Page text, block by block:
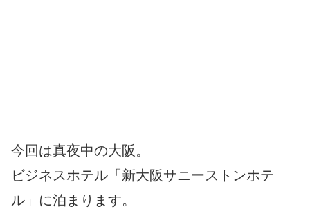
今回は真夜中の大阪。
ビジネスホテル「新大阪サニーストンホテ
ル」に泊まります。